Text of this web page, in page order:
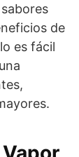
de
es fácil